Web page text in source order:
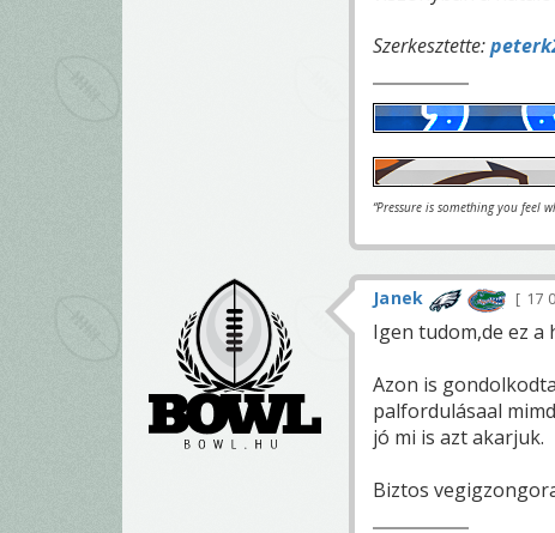
Szerkesztette:
“Pressure is something you feel
Janek 17
Igen tudom,de ez a
Azon is
palfordulásaal
jó mi is azt akarjuk.
Biztos